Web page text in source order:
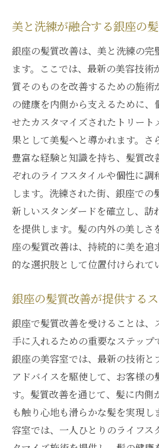
美と洗練が融合する銀座の
銀座の髪質改善は、美と洗練の完
ます。ここでは、最新の美容技術
質そのものを改善するための施術
の健康を内側から支えるために、
せたカスタマイズされたトリー
果として美髪へと導かれます。さ
豊富な経験と知識を持ち、髪質改
ぞれのライフスタイルや個性に調
します。洗練された街、銀座での
新しいスタンダードを確立し、訪
を提供します。髪の内外の美しさ
座の髪質改善は、持続的に美を追
的な選択肢として位置付けられて
銀座の髪質改善が提供する
銀座で髪質改善を受けることは、
手に入れるための重要なステップ
銀座の美容室では、最新の技術と
アドバイスを駆使して、お客様の
す。髪質改善を通じて、髪に内側
も触り心地も滑らかな髪を実現し
容室では、一人ひとりのライフス